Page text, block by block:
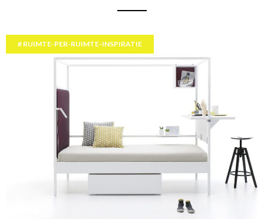
RUIMTE-PER-RUIMTE-INSPIRATIE